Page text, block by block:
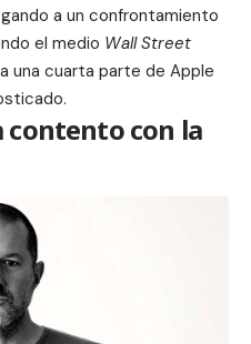
a un confrontamiento
el medio Wall Street
una cuarta parte de Apple
contento con la